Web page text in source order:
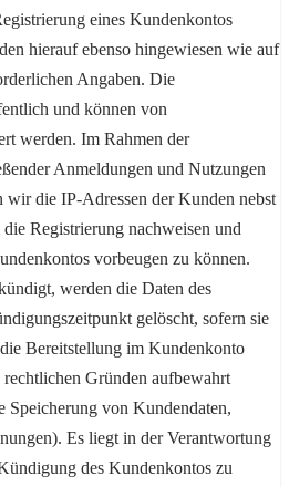
eines Kundenkontos
hierauf ebenso hingewiesen wie auf
Angaben. Die
und können von
werden. Im Rahmen der
Anmeldungen und Nutzungen
wir die IP-Adressen der Kunden nebst
Registrierung nachweisen und
vorbeugen zu können.
werden die Daten des
gelöscht, sofern sie
Bereitstellung im Kundenkonto
Gründen aufbewahrt
Speicherung von Kundendaten,
Es liegt in der Verantwortung
des Kundenkontos zu